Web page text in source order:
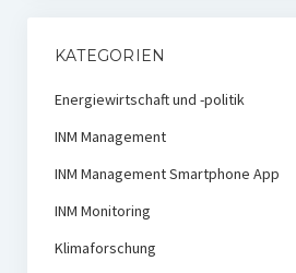
KATEGORIEN
Energiewirtschaft und -politik
INM Management
INM Management Smartphone App
INM Monitoring
Klimaforschung